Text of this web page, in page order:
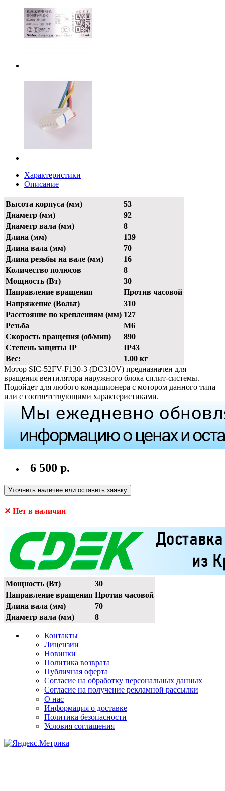
Характеристики
Описание
Высота корпуса (мм)
53
Диаметр (мм)
92
Диаметр вала (мм)
8
Длина (мм)
139
Длина вала (мм)
70
Длина резьбы на вале (мм)
16
Количество полюсов
8
Мощность (Вт)
30
Направление вращения
Против часовой
Напряжение (Вольт)
310
Расстояние по креплениям (мм) 127
Резьба
М6
Скорость вращения (об/мин)
890
Степень защиты IP
IP43
Вес:
1.00 кг
Мотор SIC-52FV-F130-3 (DC310V) предназначен для
вращения вентилятора наружного блока сплит-системы.
Подойдет для любого кондиционера с мотором данного типа
или с соответствующими характеристиками.
6 500 р.
Уточнить наличие или оставить заявку
✕ Нет в наличии
Мощность (Вт)
30
Направление вращения Против часовой
Длина вала (мм)
70
Диаметр вала (мм)
8
Контакты
Лицензии
Новинки
Политика возврата
Публичная оферта
Согласие на обработку персональных данных
Согласие на получение рекламной рассылки
О нас
Информация о доставке
Политика безопасности
Условия соглашения